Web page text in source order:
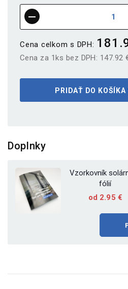
Cena celkom s DPH:
Cena za 1ks bez DPH: 147.92
PRIDAŤ DO KOŠÍKA
Doplnky
Vzorkovník
fólií
od 2.95 €